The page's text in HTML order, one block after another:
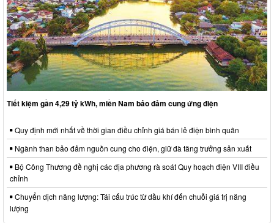
Tiết kiệm gần 4,29 tỷ kWh, miền Nam bảo đảm cung ứng điện
Quy định mới nhất về thời gian điều chỉnh giá bán lẻ điện bình quân
Ngành than bảo đảm nguồn cung cho điện, giữ đà tăng trưởng sản xuất
Bộ Công Thương đề nghị các địa phương rà soát Quy hoạch điện VIII điều
chỉnh
Chuyển dịch năng lượng: Tái cấu trúc từ dầu khí đến chuỗi giá trị năng
lượng